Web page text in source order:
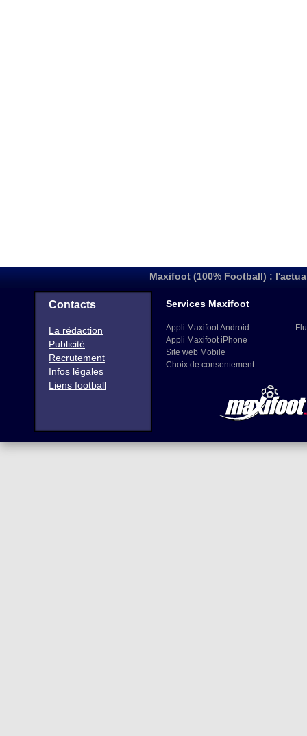
Maxifoot (100% Football) :
Contacts
La rédaction
Publicité
Recrutement
Infos légales
Liens football
Services Maxifoot
Appli Maxifoot Android
Appli Maxifoot iPhone
Site web Mobile
Choix de consentement